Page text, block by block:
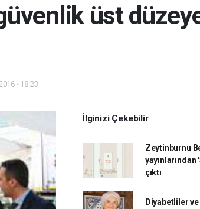
üst
- 18:23
İlginizi Çekebilir
Zeytinburnu
yayınlarından
çıktı
Diyabetliler